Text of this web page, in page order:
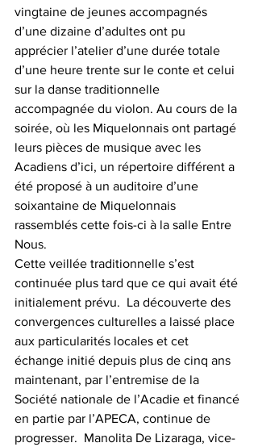
vingtaine de jeunes accompagnés
d’une dizaine d’adultes ont pu
apprécier l’atelier d’une durée totale
d’une heure trente sur le conte et celui
sur la danse traditionnelle
accompagnée du violon. Au cours de la
soirée, où les Miquelonnais ont partagé
leurs pièces de musique avec les
Acadiens d’ici, un répertoire différent a
été proposé à un auditoire d’une
soixantaine de Miquelonnais
rassemblés cette fois-ci à la salle Entre
Nous.
Cette veillée traditionnelle s’est
continuée plus tard que ce qui avait été
initialement prévu.  La découverte des
convergences culturelles a laissé place
aux particularités locales et cet
échange initié depuis plus de cinq ans
maintenant, par l’entremise de la
Société nationale de l’Acadie et financé
en partie par l’APECA, continue de
progresser.  Manolita De Lizaraga, vice-